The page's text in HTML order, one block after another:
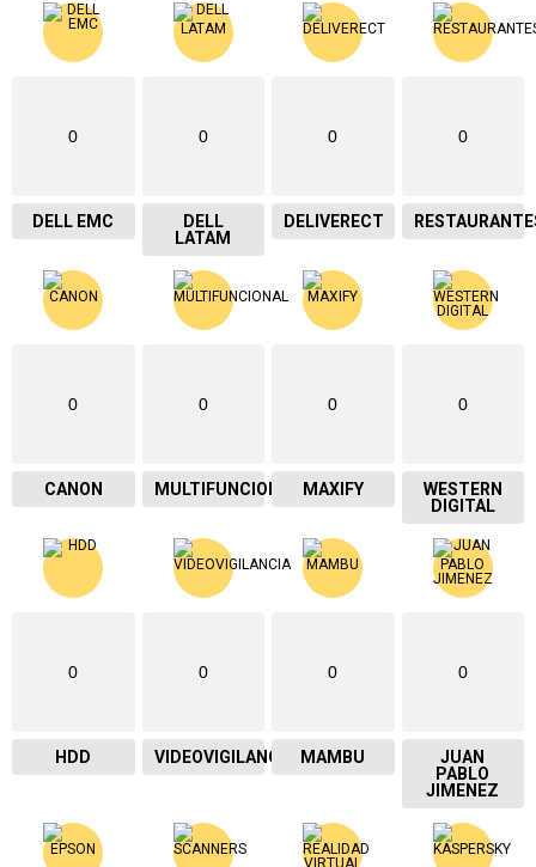
0
DELL EMC
0
DELL
LATAM
0
DELIVERECT
0
0
CANON
0
MULTIFUNCIONAL
0
MAXIFY
0
WESTERN
DIGITAL
0
HDD
0
VIDEOVIGILANCIA
0
MAMBU
0
JUAN
PABLO
JIMENEZ